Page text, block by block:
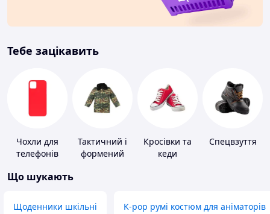
Тебе зацікавить
Чохли для
телефонів
Тактичний і
формений
Кросівки та
кеди
Спецвзуття
Що шукають
Щоденники шкільні K-pop румі костюм для аніматорів